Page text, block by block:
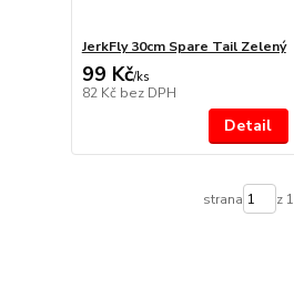
JerkFly 30cm Spare Tail Zelený
99 Kč/ks
82 Kč bez DPH
Detail
strana z 1